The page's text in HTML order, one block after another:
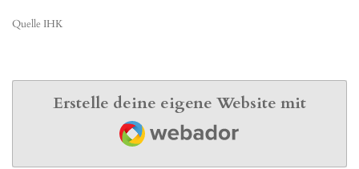
Quelle IHK
Erstelle deine eigene Website mit
Webador